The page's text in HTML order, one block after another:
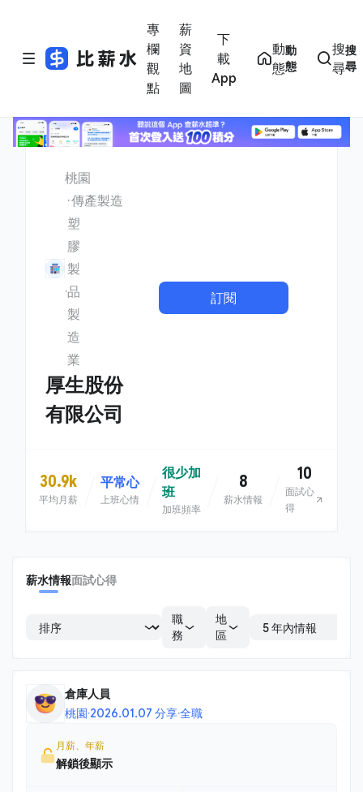
專
欄
觀
點
薪
資
地
圖
下
載
App
動
態
動
態
搜
尋
搜
尋
桃園
傳產製造
塑
膠
製
品
製
造
業
厚生股份
有限公司
訂閱
30.9k
平均月薪
平常心
上班心情
很少加
班
加班頻率
8
薪水情報
10
面試心
得
薪水情報面試心得
職
務
地
區
倉庫人員
桃園·2026.01.07 分享·全職
月薪、年薪
解鎖後顯示